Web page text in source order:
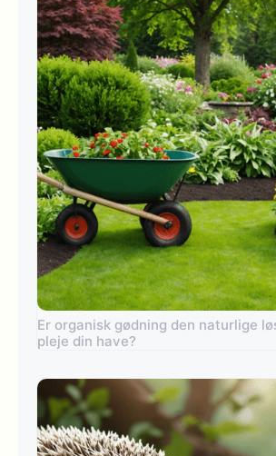
Er organisk gødning den naturlige
pleje din have?